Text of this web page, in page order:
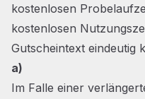
kostenlosen
kostenlosen
Gutscheintext eindeutig
a)
Im Falle einer